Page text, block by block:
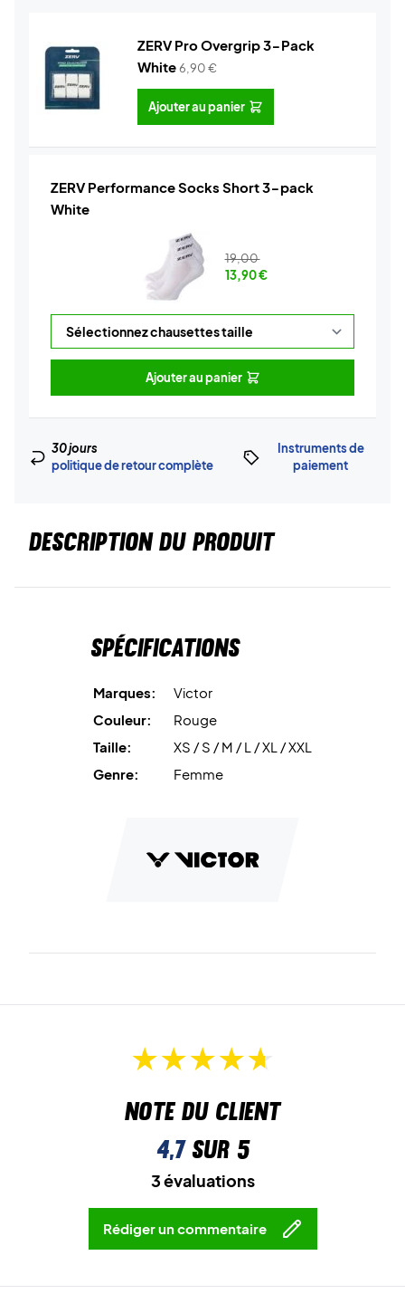
ZERV Pro Overgrip 3-Pack
White6,90€
Ajouter au panier
ZERV Performance Socks Short 3-pack
White
19,00
13,90€
Ajouter au panier
30 jours
politique de retour complète
Instruments de
paiement
DESCRIPTION DU PRODUIT
Spécifications
Marques:
Victor
Couleur:
Rouge
Taille:
XS / S / M / L / XL / XXL
Genre:
Femme
Note du client
4,7sur 5
3 évaluations
Rédiger un commentaire